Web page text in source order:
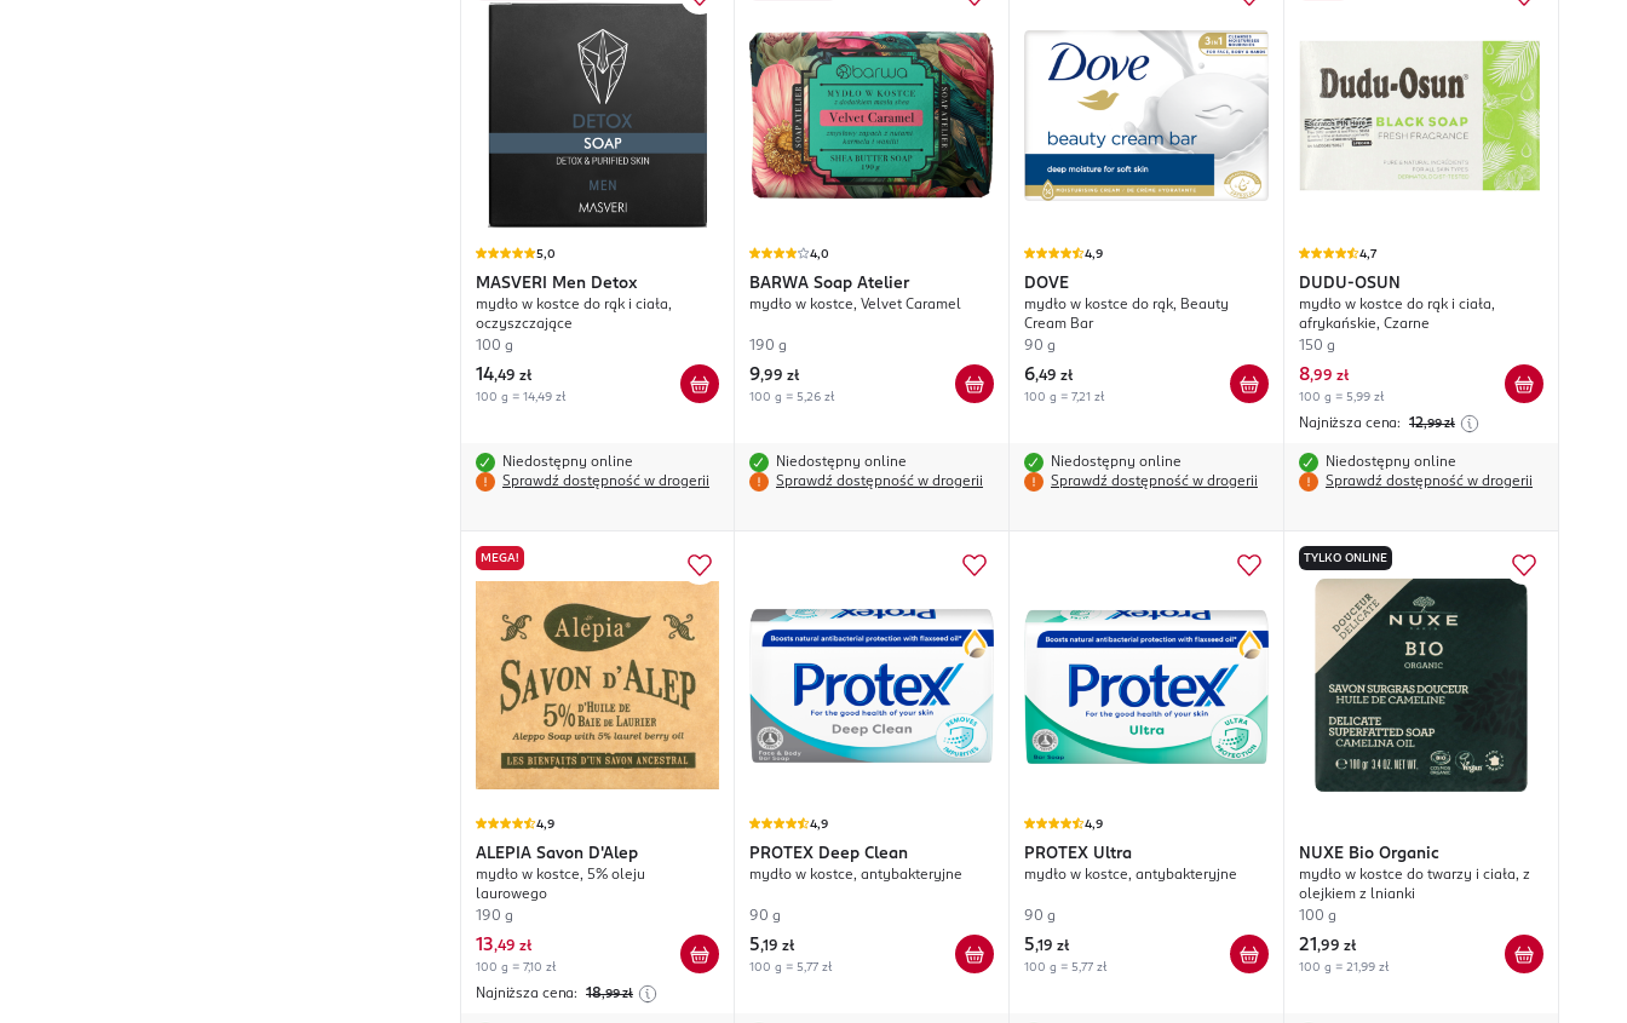
5,0
MASVERI Men Detox
mydło w kostce do rąk i ciała,
oczyszczające
100 g
14,49 zł
100 g = 14,49 zł
Niedostępny online
Sprawdź dostępność w drogerii
4,0
BARWA Soap Atelier
mydło w kostce, Velvet Caramel
190 g
9,99 zł
100 g = 5,26 zł
Niedostępny online
Sprawdź dostępność w drogerii
4,9
DOVE
mydło w kostce do rąk, Beauty
Cream Bar
90 g
6,49 zł
100 g = 7,21 zł
Niedostępny online
Sprawdź dostępność w drogerii
4,7
DUDU-OSUN
mydło w kostce do rąk i ciała,
afrykańskie, Czarne
150 g
8,99 zł
100 g = 5,99 zł
Najniższa cena: 12,99 zł
Niedostępny online
Sprawdź dostępność w drogerii
MEGA!
4,9
ALEPIA Savon D'Alep
mydło w kostce, 5% oleju
laurowego
190 g
13,49 zł
100 g = 7,10 zł
Najniższa cena: 18,99 zł
4,9
PROTEX Deep Clean
mydło w kostce, antybakteryjne
90 g
5,19 zł
100 g = 5,77 zł
4,9
PROTEX Ultra
mydło w kostce, antybakteryjne
90 g
5,19 zł
100 g = 5,77 zł
TYLKO ONLINE
NUXE Bio Organic
mydło w kostce do twarzy i ciała, z
olejkiem z lnianki
100 g
21 ,99 zł
100 g = 21,99 zł